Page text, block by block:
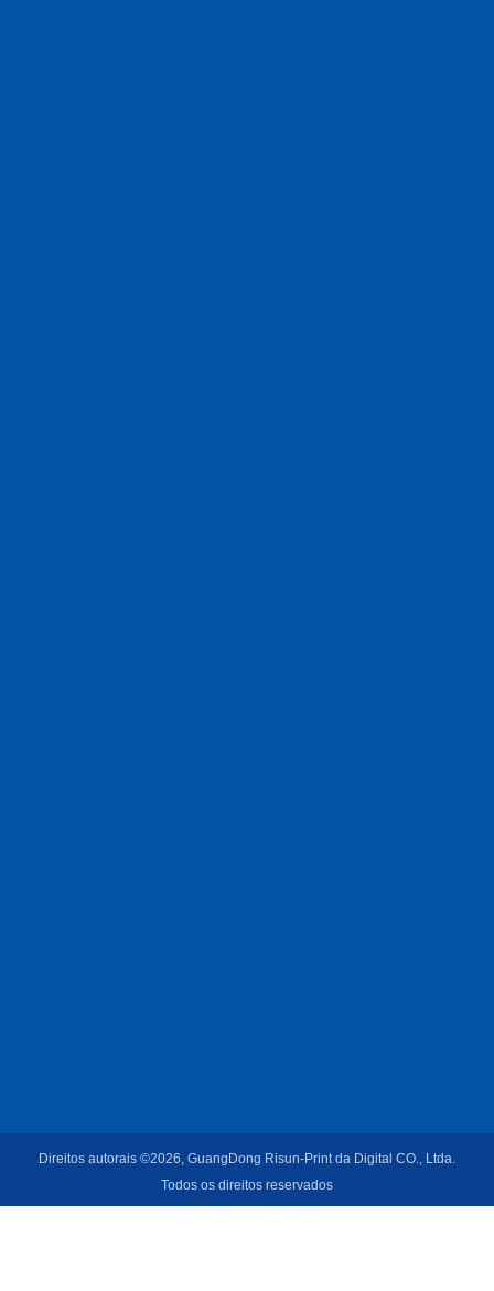
Direitos autorais ©2026, GuangDong Risun-Print da Digital CO., Ltda.
Todos os direitos reservados